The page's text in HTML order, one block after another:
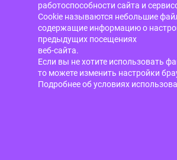
работоспособности сайта и
Cookie называются небольшие
содержащие информацию о
предыдущих посещениях
веб-сайта.
Если вы не хотите использовать
то можете изменить настройки
Подробнее об условиях